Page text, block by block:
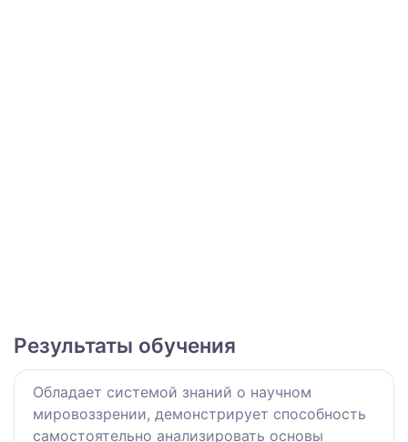
Результаты обучения
Обладает системой знаний о научном
мировоззрении, демонстрирует способность
самостоятельно анализировать основы